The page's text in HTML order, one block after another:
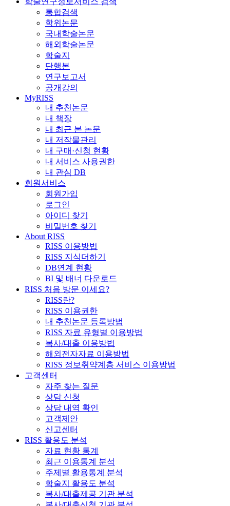
통합검색
학위논문
국내학술논문
해외학술논문
학술지
단행본
연구보고서
공개강의
MyRISS
내 추천논문
내 책장
내 최근 본 논문
내 저작물관리
내 구매·신청 현황
내 서비스 사용권한
내 관심 DB
회원서비스
회원가입
로그인
아이디 찾기
비밀번호 찾기
About RISS
RISS 이용방법
RISS 지식더하기
DB연계 현황
BI 및 배너 다운로드
RISS 처음 방문 이세요?
RISS란?
RISS 이용권한
내 추천논문 등록방법
RISS 자료 유형별 이용방법
복사/대출 이용방법
해외전자자료 이용방법
RISS 정보취약계층 서비스 이용방법
고객센터
자주 찾는 질문
상담 신청
상담 내역 확인
고객제안
신고센터
RISS 활용도 분석
자료 현황 통계
최근 이용통계 분석
주제별 활용통계 분석
학술지 활용도 분석
복사/대출제공 기관 분석